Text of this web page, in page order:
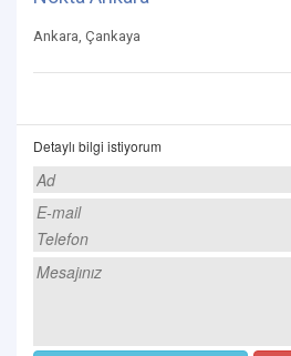
Ankara, Çankaya
Detaylı bilgi istiyorum